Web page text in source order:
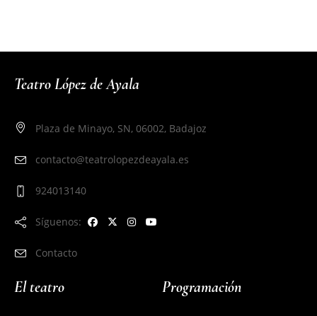
Teatro López de Ayala
Plaza de Minayo, SN, 06002, Badajoz
contacto@teatrolopezdeayala.es
924013140
Síguenos:
Contacto
El teatro Programación